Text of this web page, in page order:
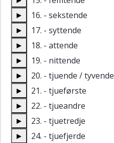
►
16. - sekstende
►
17. - syttende
►
18. - attende
►
19. - nittende
►
20. - tjuende /tyvende
►
21. - tjueførste
►
22. - tjueandre
►
23. - tjuetredje
►
24. - tjuefjerde